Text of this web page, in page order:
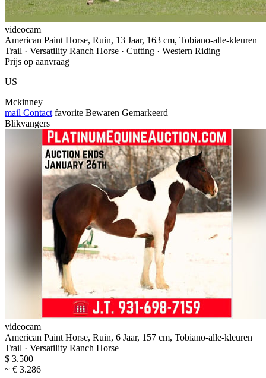
videocam
American Paint Horse, Ruin, 13 Jaar, 163 cm, Tobiano-alle-kleuren
Trail · Versatility Ranch Horse · Cutting · Western Riding
Prijs op aanvraag
US
Mckinney
mail Contact favorite Bewaren Gemarkeerd
Blikvangers
videocam
American Paint Horse, Ruin, 6 Jaar, 157 cm, Tobiano-alle-kleuren
Trail · Versatility Ranch Horse
$ 3.500
~ € 3.286